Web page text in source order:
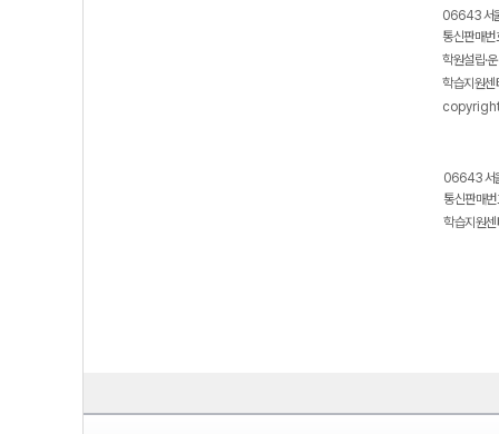
06643 서
통신판매
학원설립·
학습지원
06643 서
통신판매
학습지원